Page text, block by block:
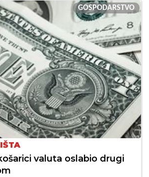
GOSPODARSTVO
valuta oslabio drugi